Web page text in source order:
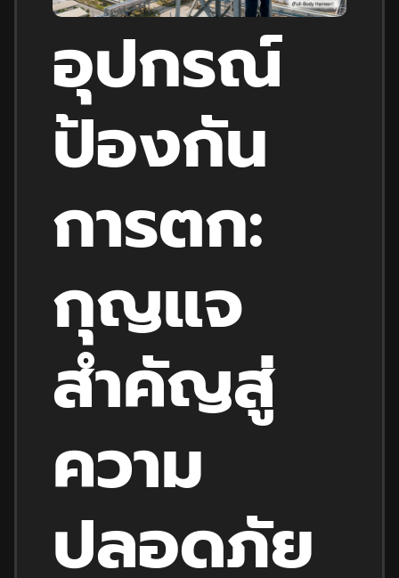
อุปกรณ์
ป้องกัน
การตก:
กุญแจ
สำคัญสู่
ความ
ปลอดภัย